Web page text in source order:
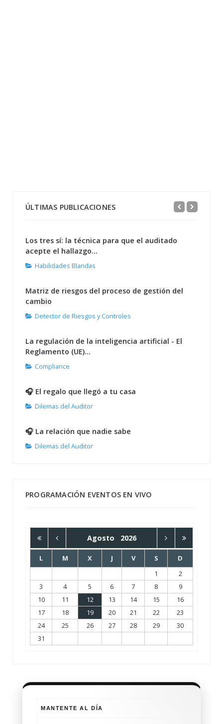
ÚLTIMAS PUBLICACIONES
Los tres sí: la técnica para que el auditado
acepte el hallazgo...
Habilidades Blandas
Matriz de riesgos del proceso de gestión del
cambio
Detector de Riesgos y Controles
La regulación de la inteligencia artificial - El
Reglamento (UE)...
Compliance
🎧 El regalo que llegó a tu casa
Dilemas del Auditor
🎧 La relación que nadie sabe
Dilemas del Auditor
PROGRAMACIÓN EVENTOS EN VIVO
Agosto 2026
L M X J V S
D
1
2
3
4 5 6 7 8
9
10
11 12 13 14 15
16
17
18 19 20 21 22
23
24
25 26 27 28 29
30
31
MANTENTE AL DÍA